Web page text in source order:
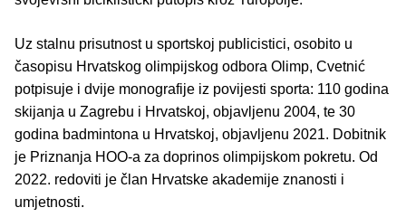
Uz stalnu prisutnost u sportskoj publicistici, osobito u
časopisu Hrvatskog olimpijskog odbora Olimp, Cvetnić
potpisuje i dvije monografije iz povijesti sporta: 110 godina
skijanja u Zagrebu i Hrvatskoj, objavljenu 2004, te 30
godina badmintona u Hrvatskoj, objavljenu 2021. Dobitnik
je Priznanja HOO-a za doprinos olimpijskom pokretu. Od
2022. redoviti je član Hrvatske akademije znanosti i
umjetnosti.